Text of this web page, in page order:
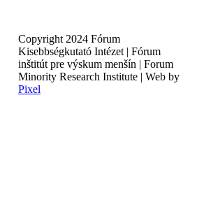
Copyright 2024 Fórum
Kisebbségkutató Intézet | Fórum
inštitút pre výskum menšín | Forum
Minority Research Institute | Web by
Pixel